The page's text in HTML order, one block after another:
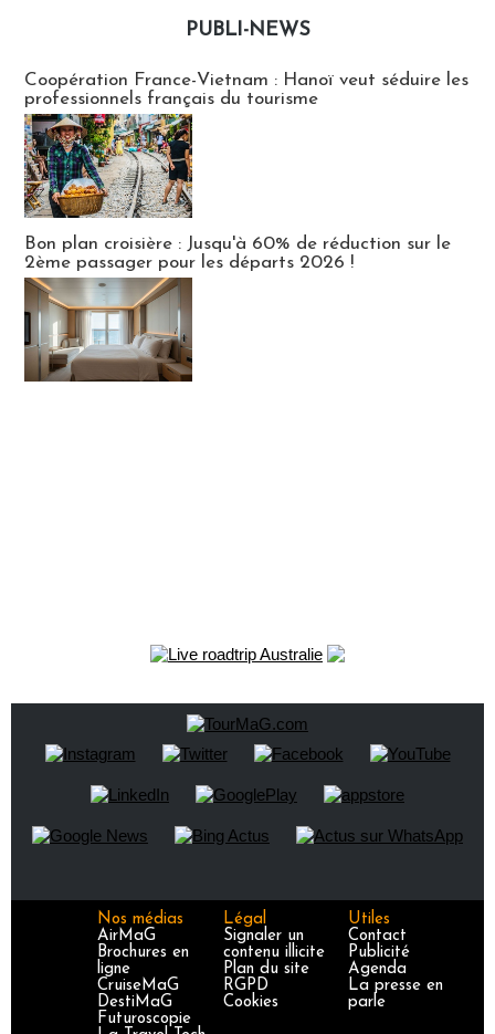
PUBLI-NEWS
Coopération France-Vietnam : Hanoï veut séduire les
professionnels français du tourisme
Bon plan croisière : Jusqu'à 60% de réduction sur le
2ème passager pour les départs 2026 !
Nos médias
AirMaG
Brochures en
ligne
CruiseMaG
DestiMaG
Futuroscopie
Légal
Signaler un
contenu illicite
Plan du site
RGPD
Cookies
Utiles
Contact
Publicité
Agenda
La presse en
parle